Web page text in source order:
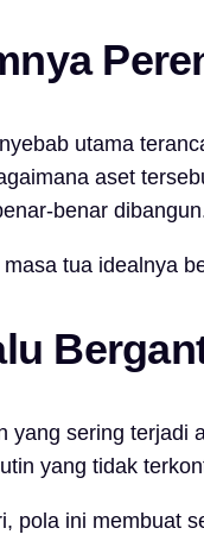
utama
aset
benar
tua idealnya
yang sering terjadi
yang tidak
pola ini membuat